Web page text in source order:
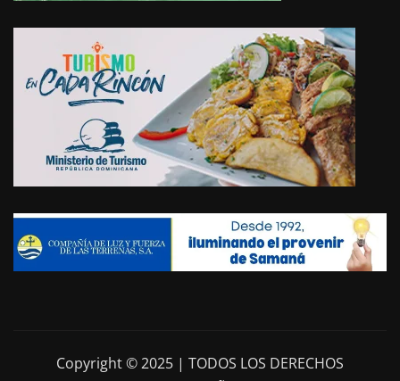
Copyright © 2025 | TODOS LOS DERECHOS